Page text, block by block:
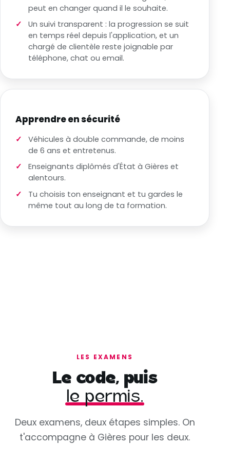
peut en changer quand il le souhaite.
Un suivi transparent : la progression se suit
en temps réel depuis l'application, et un
chargé de clientèle reste joignable par
téléphone, chat ou email.
Apprendre en sécurité
Véhicules à double commande, de moins
de 6 ans et entretenus.
Enseignants diplômés d'État à Gières et
alentours.
Tu choisis ton enseignant et tu gardes le
même tout au long de ta formation.
LES EXAMENS
Le code, puis
le permis.
Deux examens, deux étapes simples. On
t'accompagne à Gières pour les deux.